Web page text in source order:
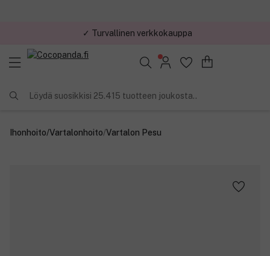
✓ Turvallinen verkkokauppa
✓ Kilpailukykyiset hinnat
Löydä suosikkisi 25.415 tuotteen joukosta..
Ihonhoito/Vartalonhoito/Vartalon Pesu